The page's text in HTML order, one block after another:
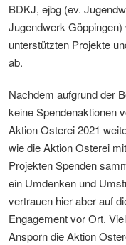
BDKJ, ejbg (ev.
Jugendwerk
unterstützten Projekte
ab.
Nachdem aufgrund der
keine Spendenaktionen
Aktion Osterei 2021
wie die Aktion Osterei
Projekten Spenden
ein Umdenken und
vertrauen hier aber auf
Engagement vor Ort.
Ansporn die Aktion